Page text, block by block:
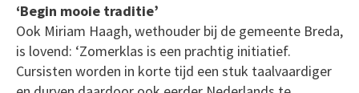
‘Begin mooie traditie’
Ook Miriam Haagh, wethouder bij de gemeente Breda,
is lovend: ‘Zomerklas is een prachtig initiatief.
Cursisten worden in korte tijd een stuk taalvaardiger